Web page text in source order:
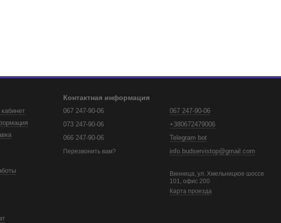
Контактная информация
067 247-90-06
073 247-90-06
066 247-90-06
Перезвонить вам?
067 247-90-06
+380672479006
Telegram bot
info.budservistop@gmail.com
Винница, ул. Хмельницкое шоссе
101, офис 200
Карта проезда